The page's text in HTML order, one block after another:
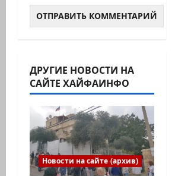
ДРУГИЕ НОВОСТИ НА
САЙТЕ ХАЙФАИНФО
Новости на сайте (архив)